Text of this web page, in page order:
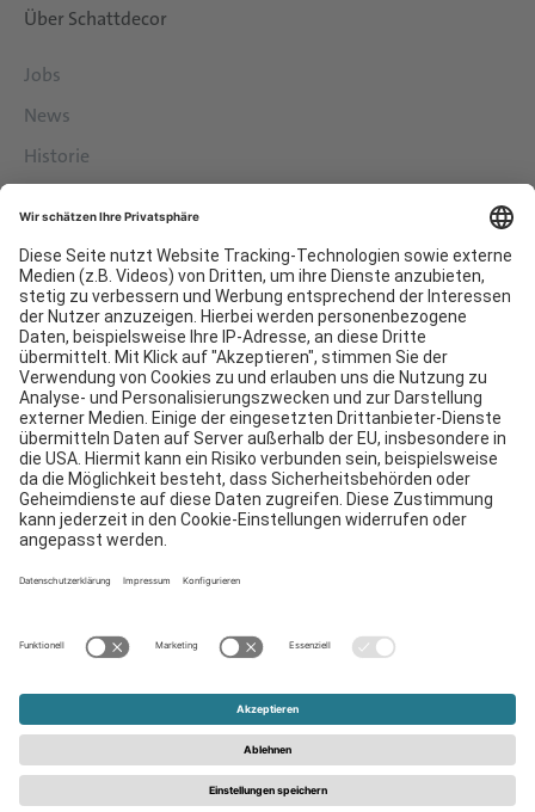
Über Schattdecor
Jobs
News
Historie
Services
Downloads
Kontakt
EDI
Impressum
Hinweisgebersystem
AGB
© 2026 - Schattdecor | Alle Rechte vorbehalten